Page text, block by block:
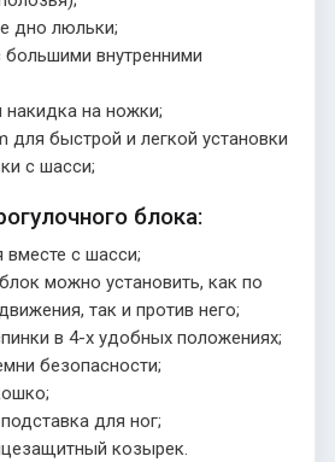
дно люльки;
большими внутренними
накидка на ножки;
для быстрой и легкой установки
с шасси;
блока:
с шасси;
можно установить, как по
так и против него;
в 4-х удобных положениях;
безопасности;
для ног;
козырек.